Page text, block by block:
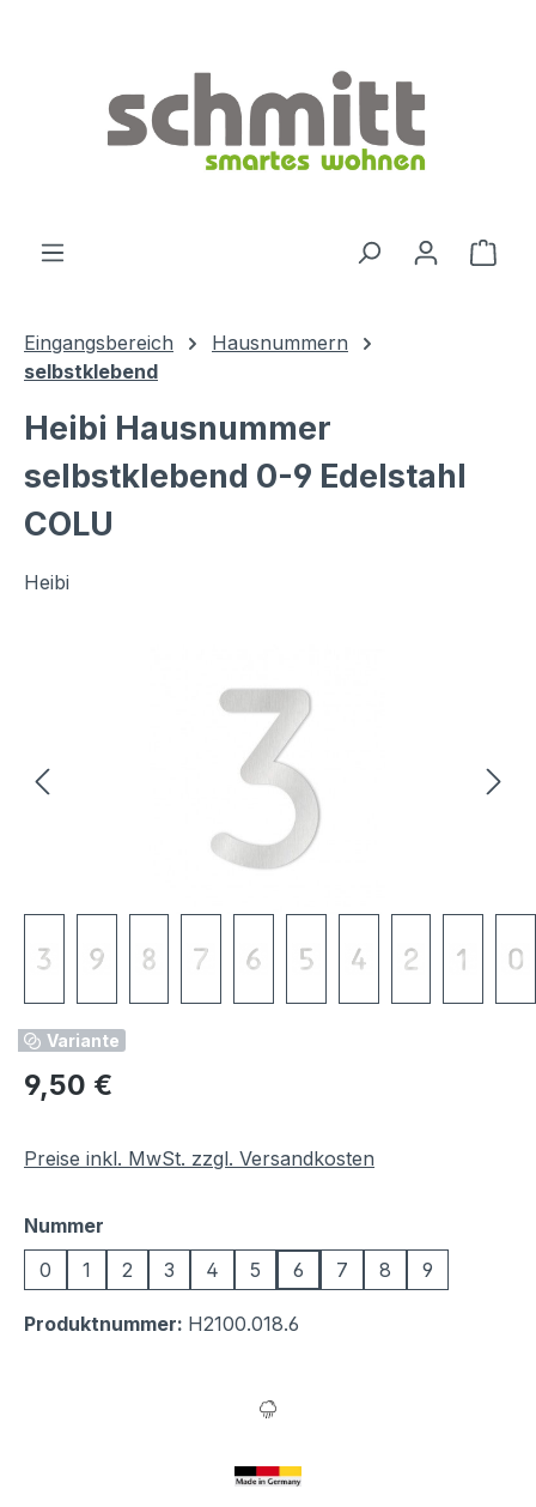
Eingangsbereich
Hausnummern
selbstklebend
Heibi Hausnummer
selbstklebend 0-9 Edelstahl
COLU
Heibi
Variante
Regulärer Preis:
9,50 €
Preise inkl. MwSt. zzgl. Versandkosten
Nummer
0
1 2 3 4 5 6 7 8 9
Produktnummer: H2100.018.6